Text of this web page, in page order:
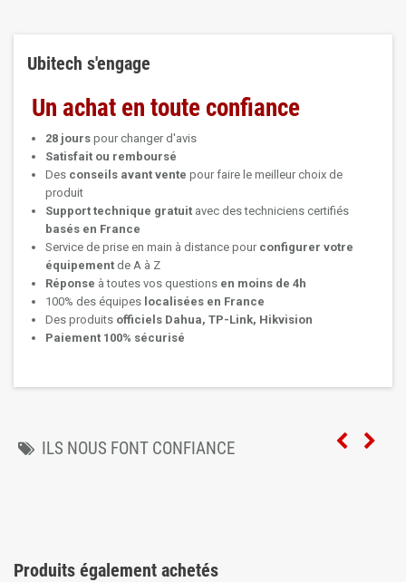
Ubitech s'engage
Un achat en toute confiance
28 jours pour changer d'avis
Satisfait ou remboursé
Des conseils avant vente pour faire le meilleur choix de
produit
Support technique gratuit avec des techniciens certifiés
basés en France
Service de prise en main à distance pour configurer votre
équipement de A à Z
Réponse à toutes vos questions en moins de 4h
100% des équipes localisées en France
Des produits officiels Dahua, TP-Link, Hikvision
Paiement 100% sécurisé
ILS NOUS FONT CONFIANCE
Produits également achetés